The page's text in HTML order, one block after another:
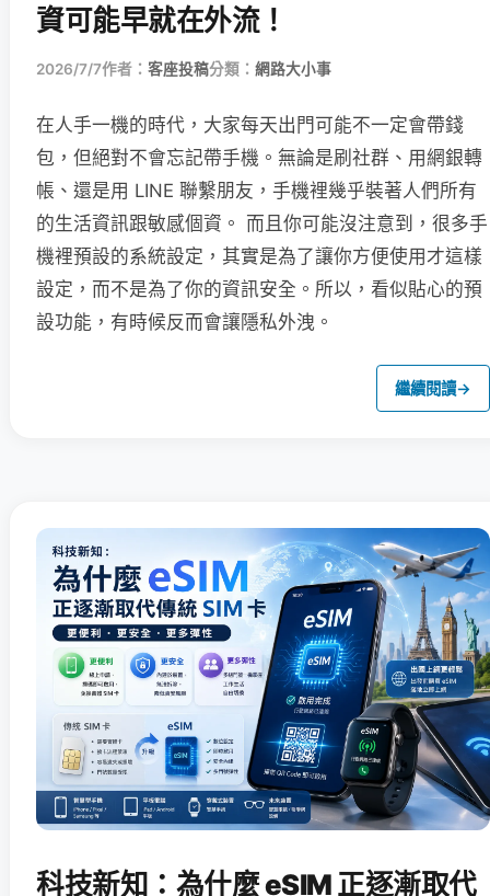
資可能早就在外流！
2026/7/7作者： 客座投稿分類： 網路大小事
在人手一機的時代，大家每天出門可能不一定會帶錢
包，但絕對不會忘記帶手機。無論是刷社群、用網銀轉
帳、還是用 LINE 聯繫朋友，手機裡幾乎裝著人們所有
的生活資訊跟敏感個資。 而且你可能沒注意到，很多手
機裡預設的系統設定，其實是為了讓你方便使用才這樣
設定，而不是為了你的資訊安全。所以，看似貼心的預
設功能，有時候反而會讓隱私外洩。
繼續閱讀→
科技新知：為什麼 eSIM 正逐漸取代